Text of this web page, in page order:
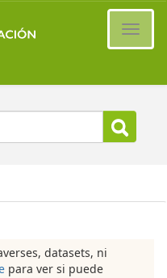
datasets, ni
para ver si puede